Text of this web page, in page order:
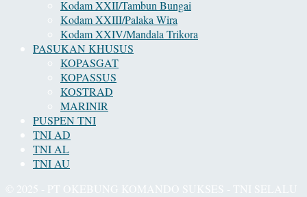
Kodam XXII/Tambun Bungai
Kodam XXIII/Palaka Wira
Kodam XXIV/Mandala Trikora
PASUKAN KHUSUS
KOPASGAT
KOPASSUS
KOSTRAD
MARINIR
PUSPEN TNI
TNI AD
TNI AL
TNI AU
© 2025 - PT OKEBUNG KOMANDO SUKSES - TNI SELALU